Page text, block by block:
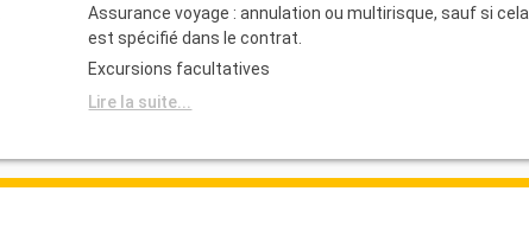
Assurance voyage : annulation ou multirisque, sauf si cela
est spécifié dans le contrat.
Excursions facultatives
Lire la suite...